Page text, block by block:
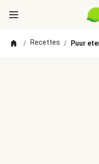
/ Recettes / Puur